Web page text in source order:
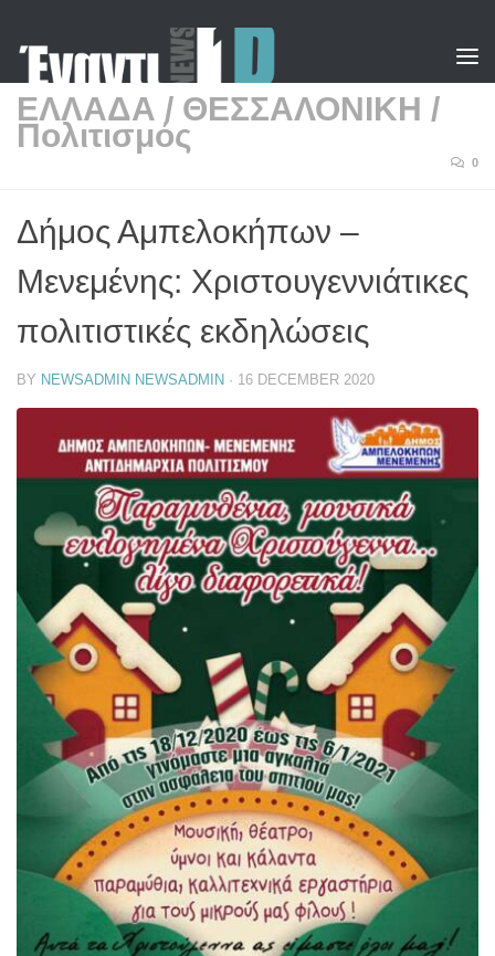
ΕΛΛΑΔΑ / ΘΕΣΣΑΛΟΝΙΚΗ /
Πολιτισμός
0
Δήμος Αμπελοκήπων –
Μενεμένης: Χριστουγεννιάτικες
πολιτιστικές εκδηλώσεις
BY NEWSADMIN NEWSADMIN · 16 DECEMBER 2020